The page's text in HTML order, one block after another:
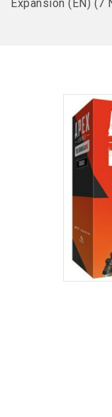
Expansion (EN) (7